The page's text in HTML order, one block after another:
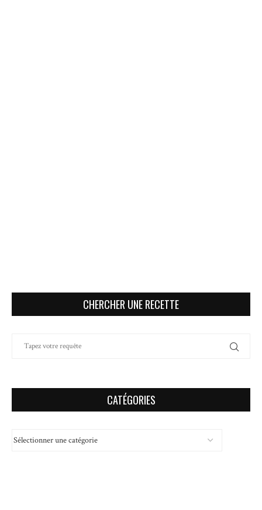
CHERCHER UNE RECETTE
CATÉGORIES